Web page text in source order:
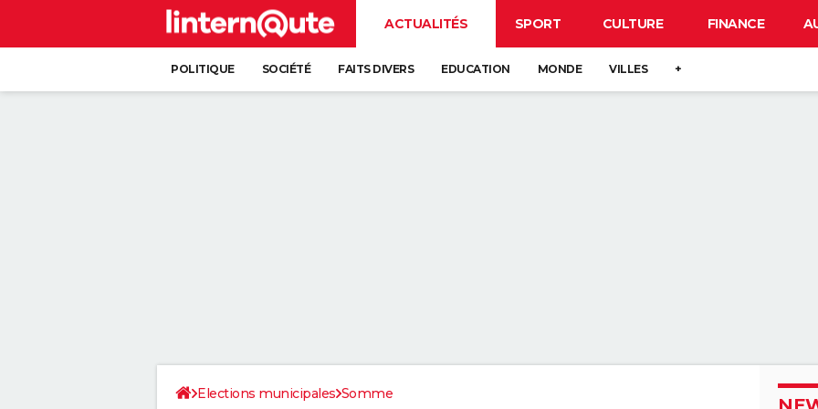
ACTUALITÉS SPORT CULTURE FINANCE
POLITIQUE SOCIÉTÉ FAITS DIVERS EDUCATION MONDE VILLES +
Elections municipales Somme